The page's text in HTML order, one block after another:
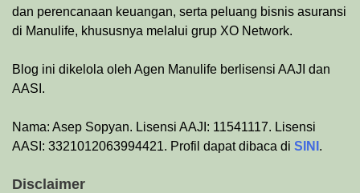
dan perencanaan keuangan, serta peluang bisnis asuransi
di Manulife, khususnya melalui grup XO Network.
Blog ini dikelola oleh Agen Manulife berlisensi AAJI dan
AASI.
Nama: Asep Sopyan. Lisensi AAJI: 11541117. Lisensi
AASI: 3321012063994421. Profil dapat dibaca di SINI .
Disclaimer